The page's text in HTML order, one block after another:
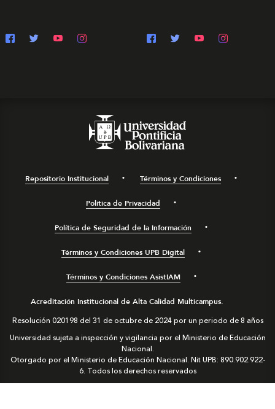
Repositorio Institucional Términos y Condiciones
Política de Privacidad
Política de Seguridad de la Información
Términos y Condiciones UPB Digital
Términos y Condiciones AsistIAM
Acreditación Institucional de Alta Calidad Multicampus.
Resolución 020198 del 31 de octubre de 2024 por un periodo de 8 años
Universidad sujeta a inspección y vigilancia por el Ministerio de Educación
Nacional.
Otorgado por el Ministerio de Educación Nacional. Nit UPB: 890.902.922-
6. Todos los derechos reservados